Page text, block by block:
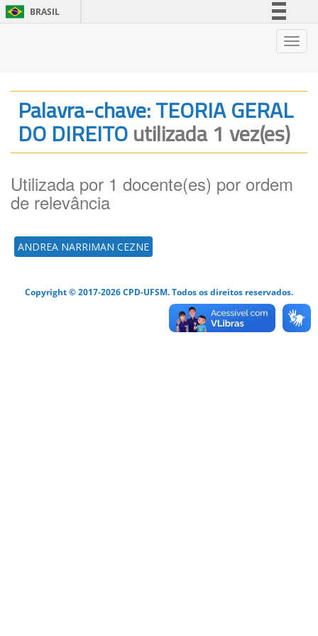
BRASIL
Legislação
Canais
Palavra-chave: TEORIA GERAL
DO DIREITOutilizada 1 vez(es)
Utilizada por 1 docente(es) por ordem
de relevância
ANDREA NARRIMAN CEZNE
Copyright © 2017-2026 CPD-UFSM. Todos os direitos reservados.